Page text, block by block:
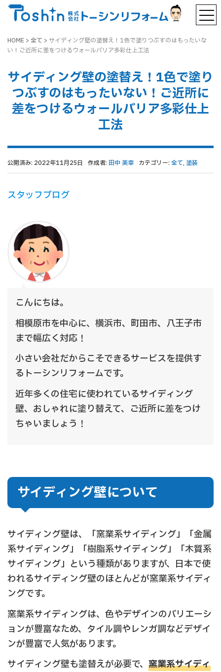
HOME > 全て > サイディング壁の塗替え！1色で塗りつぶすのはもったいな
い！ご近所に差をつけるウォールバリア多彩仕上工法
サイディング壁の塗替え！1色で塗り
つぶすのはもったいない！ご近所に
差をつけるウォールバリア多彩仕上
工法
公開済み: 2022年11月25日 作成者: 田中 美幸 カテゴリー: 全て, 塗装
スタッフブログ
こんにちは。
相模原市を中心に、横浜市、町田市、八王子市
まで幅広く対応！
小さい会社だからこそできるサービスを提供す
るトーシンリフォームです。
近年多くの住宅に使われているサイディング
壁、おしゃれに塗り替えて、ご近所に差をつけ
ちゃいましょう！
サイディング壁について
サイディング壁は、「窯業系サイディング」「金属
系サイディング」「樹脂系サイディング」「木質系
サイディング」という種類がありますが、日本で使
われるサイディング壁のほとんどが窯業系サイディ
ングです。
窯業系サイディングは、色やデザインのバリエーシ
ョンが豊富なため、タイル調やレンガ調などデザイ
ンが豊富で人気があります。
サイディング壁も塗替えが必要で、 窯業系サイディ